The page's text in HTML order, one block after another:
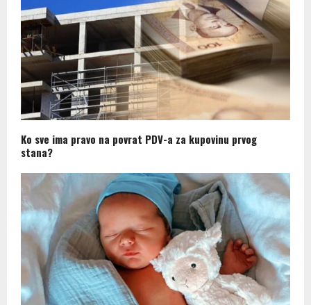
Ko sve ima pravo na povrat PDV-a za kupovinu prvog
stana?